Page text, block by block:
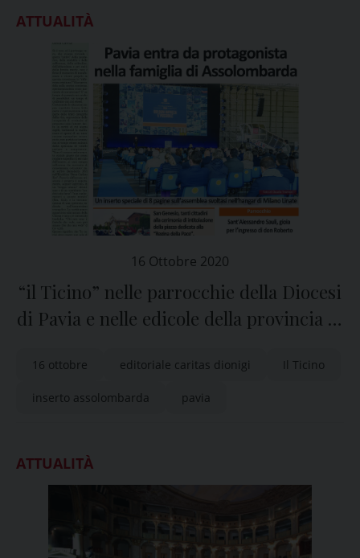
ATTUALITÀ
16 Ottobre 2020
“il Ticino” nelle parrocchie della Diocesi
di Pavia e nelle edicole della provincia di
16 ottobre editoriale caritas dionigi Il Ticino
inserto assolombarda pavia
ATTUALITÀ